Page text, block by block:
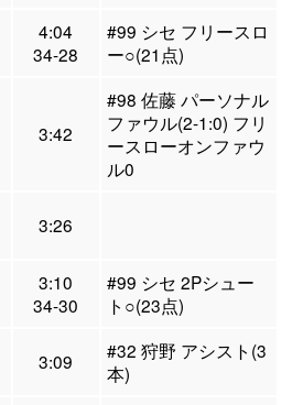
4:04
34-28
#99 シセ フリースロ
ー○(21点)
3:42
#98 佐藤 パーソナル
ファウル(2-1:0) フリ
ースローオンファウ
ル0
3:26
3:10
34-30
#99 シセ 2Pシュー
ト○(23点)
3:09
#32 狩野 アシスト(3
本)